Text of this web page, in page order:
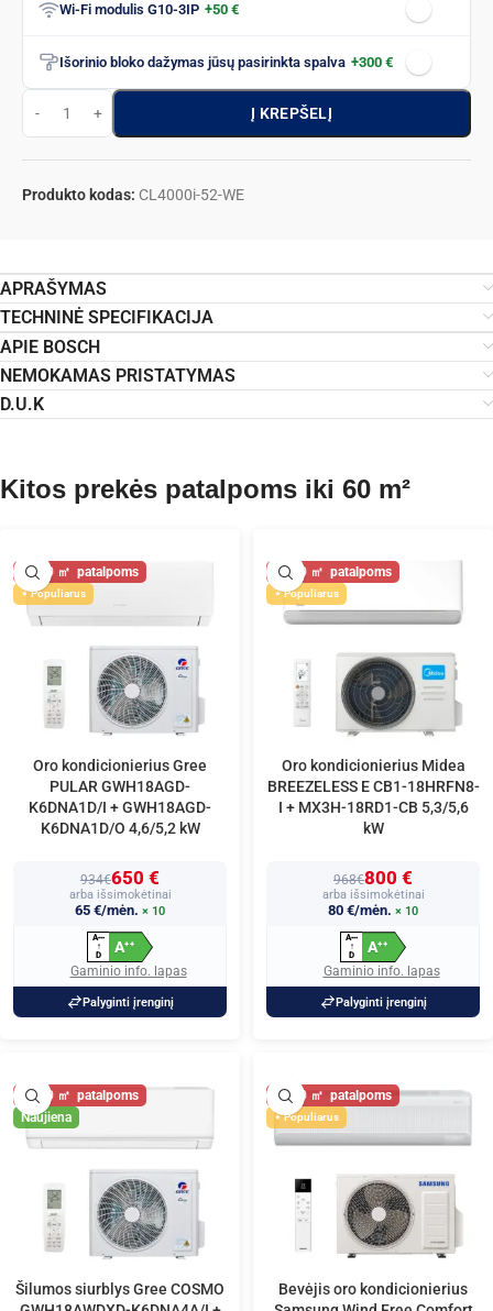
Wi-Fi modulis G10-3IP +50 €
Išorinio bloko dažymas jūsų pasirinkta spalva +300 €
Į KREPŠELĮ
Produkto kodas: CL4000i-52-WE
APRAŠYMAS
TECHNINĖ SPECIFIKACIJA
APIE BOSCH
NEMOKAMAS PRISTATYMAS
D.U.K
Kitos prekės patalpoms iki 60 m²
60
Populiarus
Oro kondicionierius Gree
PULAR GWH18AGD-
K6DNA1D/I + GWH18AGD-
K6DNA1D/O 4,6/5,2 kW
934€650 €
arba išsimokėtinai
65 €/mėn. × 10
A+++
↑
D
A++
Gaminio info. lapas
Palyginti įrenginį
60
Populiarus
Oro kondicionierius Midea
BREEZELESS E CB1-18HRFN8-
I + MX3H-18RD1-CB 5,3/5,6
kW
968€800 €
arba išsimokėtinai
80 €/mėn. × 10
A+++
↑
D
A++
Gaminio info. lapas
Palyginti įrenginį
60
Naujiena
Šilumos siurblys Gree COSMO
60
Populiarus
Bevėjis oro kondicionierius